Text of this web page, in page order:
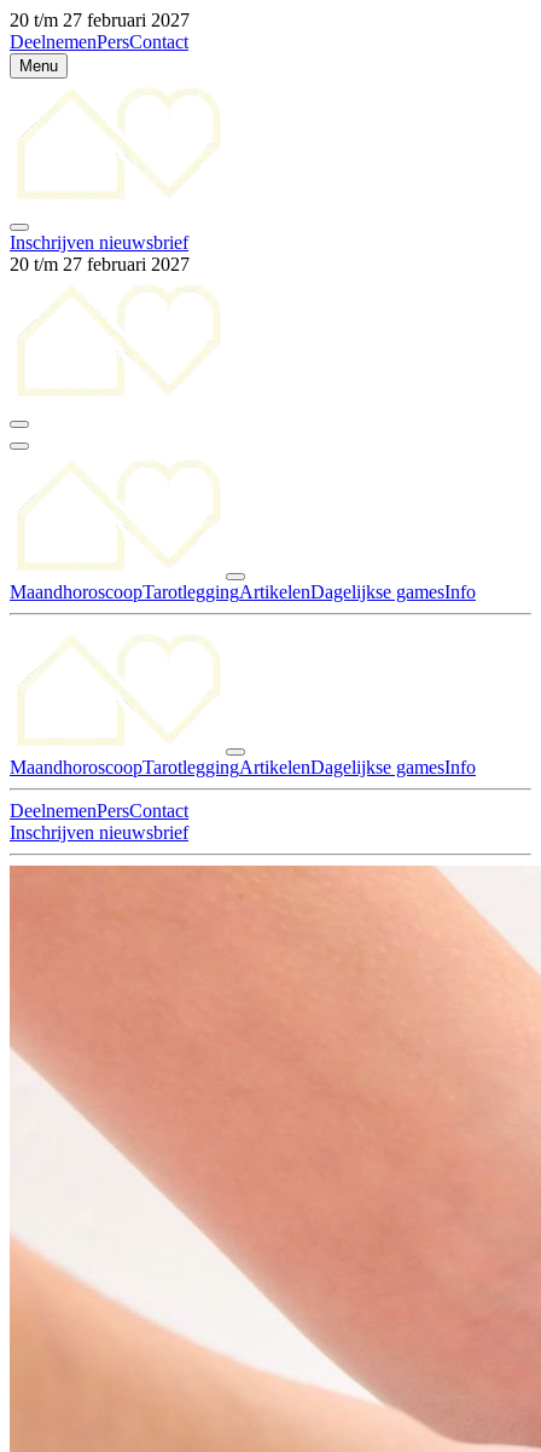
20 t/m 27 februari 2027
DeelnemenPersContact
Menu
Inschrijven nieuwsbrief
20 t/m 27 februari 2027
MaandhoroscoopTarotleggingArtikelenDagelijkse gamesInfo
MaandhoroscoopTarotleggingArtikelenDagelijkse gamesInfo
DeelnemenPersContact
Inschrijven nieuwsbrief